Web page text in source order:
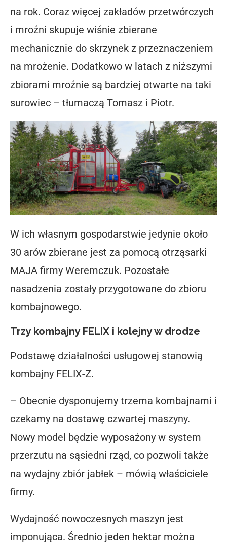
na rok. Coraz więcej zakładów przetwórczych
i mroźni skupuje wiśnie zbierane
mechanicznie do skrzynek z przeznaczeniem
na mrożenie. Dodatkowo w latach z niższymi
zbiorami mroźnie są bardziej otwarte na taki
surowiec – tłumaczą Tomasz i Piotr.
W ich własnym gospodarstwie jedynie około
30 arów zbierane jest za pomocą otrząsarki
MAJA firmy Weremczuk. Pozostałe
nasadzenia zostały przygotowane do zbioru
kombajnowego.
Trzy kombajny FELIX i kolejny w drodze
Podstawę działalności usługowej stanowią
kombajny FELIX-Z.
– Obecnie dysponujemy trzema kombajnami i
czekamy na dostawę czwartej maszyny.
Nowy model będzie wyposażony w system
przerzutu na sąsiedni rząd, co pozwoli także
na wydajny zbiór jabłek – mówią właściciele
firmy.
Wydajność nowoczesnych maszyn jest
imponująca. Średnio jeden hektar można